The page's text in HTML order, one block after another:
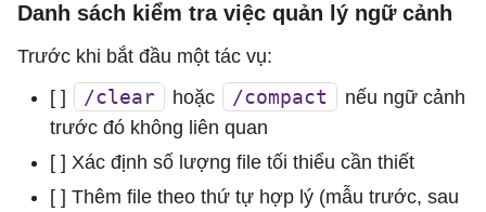
Danh sách kiểm tra việc quản lý ngữ cảnh
Trước khi bắt đầu một tác vụ:
[ ]
/clear hoặc /compact
nếu ngữ cảnh
trước đó không liên quan
[ ] Xác định số lượng file tối thiểu cần thiết
[ ] Thêm file theo thứ tự hợp lý (mẫu trước, sau